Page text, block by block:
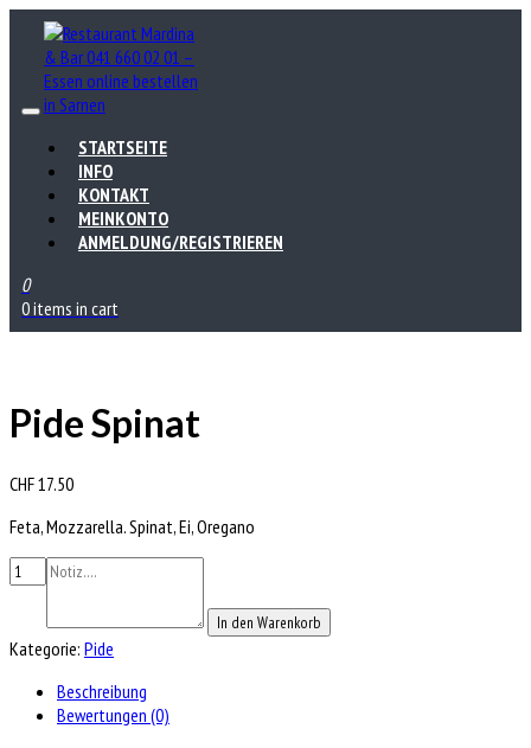
STARTSEITE
INFO
KONTAKT
MEINKONTO
ANMELDUNG/REGISTRIEREN
0
0 items in cart
Pide Spinat
CHF17.50
Feta, Mozzarella. Spinat, Ei, Oregano
In den Warenkorb
Kategorie: Pide
Beschreibung
Bewertungen (0)